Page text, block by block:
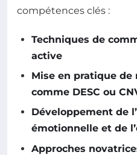
compétences clés :
Techniques de
active
Mise en pratique
comme DESC ou
Développement de
émotionnelle et de
Approches